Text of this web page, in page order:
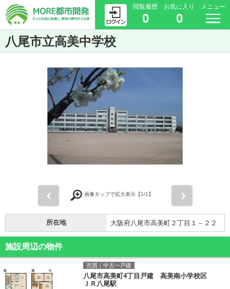
閲覧履歴
0
お気に入り
0
メニュー
八尾市立高美中学校
画像タップで拡大表示【1/1】
所在地 大阪府八尾市高美町２丁目１－２２
施設周辺の物件
売買｜中古一戸建
八尾市高美町4丁目戸建 高美南小学校区
ＪＲ八尾駅